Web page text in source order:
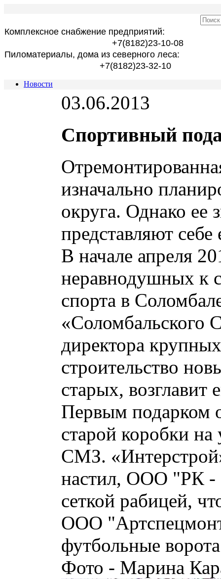
Комплексное снабжение предприятий:
+7(8182)23-10-08
Пиломатериалы, дома из северного леса:
+7(8182)23-32-10
Новости
03.06.2013
Спортивный
изначально
округа. Однако ее
представляют себе
В начале апреля
неравнодушных к
спорта в
«Соломбальского
директора
строительство
старых, возглавит
Первым подарком
старой коробки
СМЗ.
настил, ООО "РК -
сеткой рабицей,
ООО
футбольные
Фото - Марина